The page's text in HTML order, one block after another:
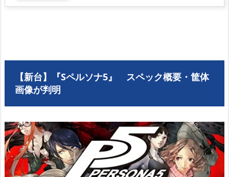
【新台】『Sペルソナ5』 スペック概要・筐体
画像が判明